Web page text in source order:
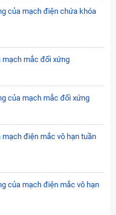
của mạch điện chứa khóa
mắc đối xứng
của mạch mắc đối xứng
điện mắc vô hạn tuần
của mạch điện mắc vô hạn